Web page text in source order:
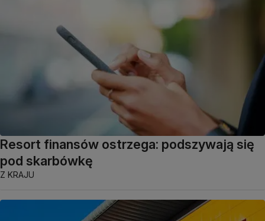
Resort finansów ostrzega: podszywają się
pod skarbówkę
Z KRAJU